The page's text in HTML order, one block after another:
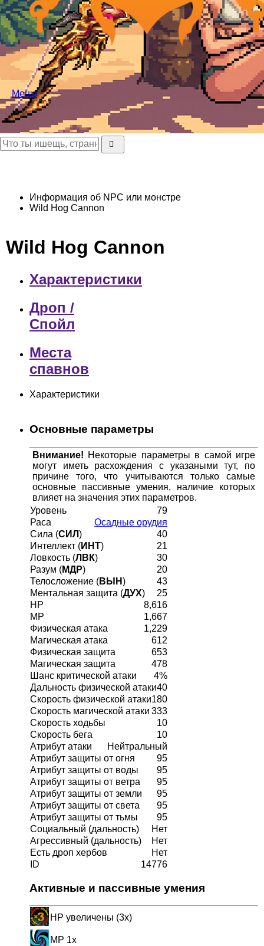
Меню
Информация об NPC или монстре
Wild Hog Cannon
Wild Hog Cannon
Характеристики
Дроп /
Спойл
Места
спавнов
Характеристики
Основные параметры
Внимание! Некоторые параметры в самой игре
могут иметь расхождения с указаными тут, по
причине того, что учитываются только самые
основные пассивные умения, наличие которых
влияет на значения этих параметров.
Уровень
79
Раса
Осадные орудия
Сила (СИЛ)
40
Интеллект (ИНТ)
21
Ловкость (ЛВК)
30
Разум (МДР)
20
Телосложение (ВЫН)
43
Ментальная защита (ДУХ)
25
HP
8,616
MP
1,667
Физическая атака
1,229
Магическая атака
612
Физическая защита
653
Магическая защита
478
Шанс критической атаки
4%
Дальность физической атаки40
Скорость физической атаки180
Скорость магической атаки 333
Скорость ходьбы
10
Скорость бега
10
Атрибут атаки
Нейтральный
Атрибут защиты от огня
95
Атрибут защиты от воды
95
Атрибут защиты от ветра
95
Атрибут защиты от земли
95
Атрибут защиты от света
95
Атрибут защиты от тьмы
95
Социальный (дальность)
Нет
Агрессивный (дальность)
Нет
Есть дроп хербов
Нет
ID
14776
Активные и пассивные умения
HP увеличены (3x)
MP 1x